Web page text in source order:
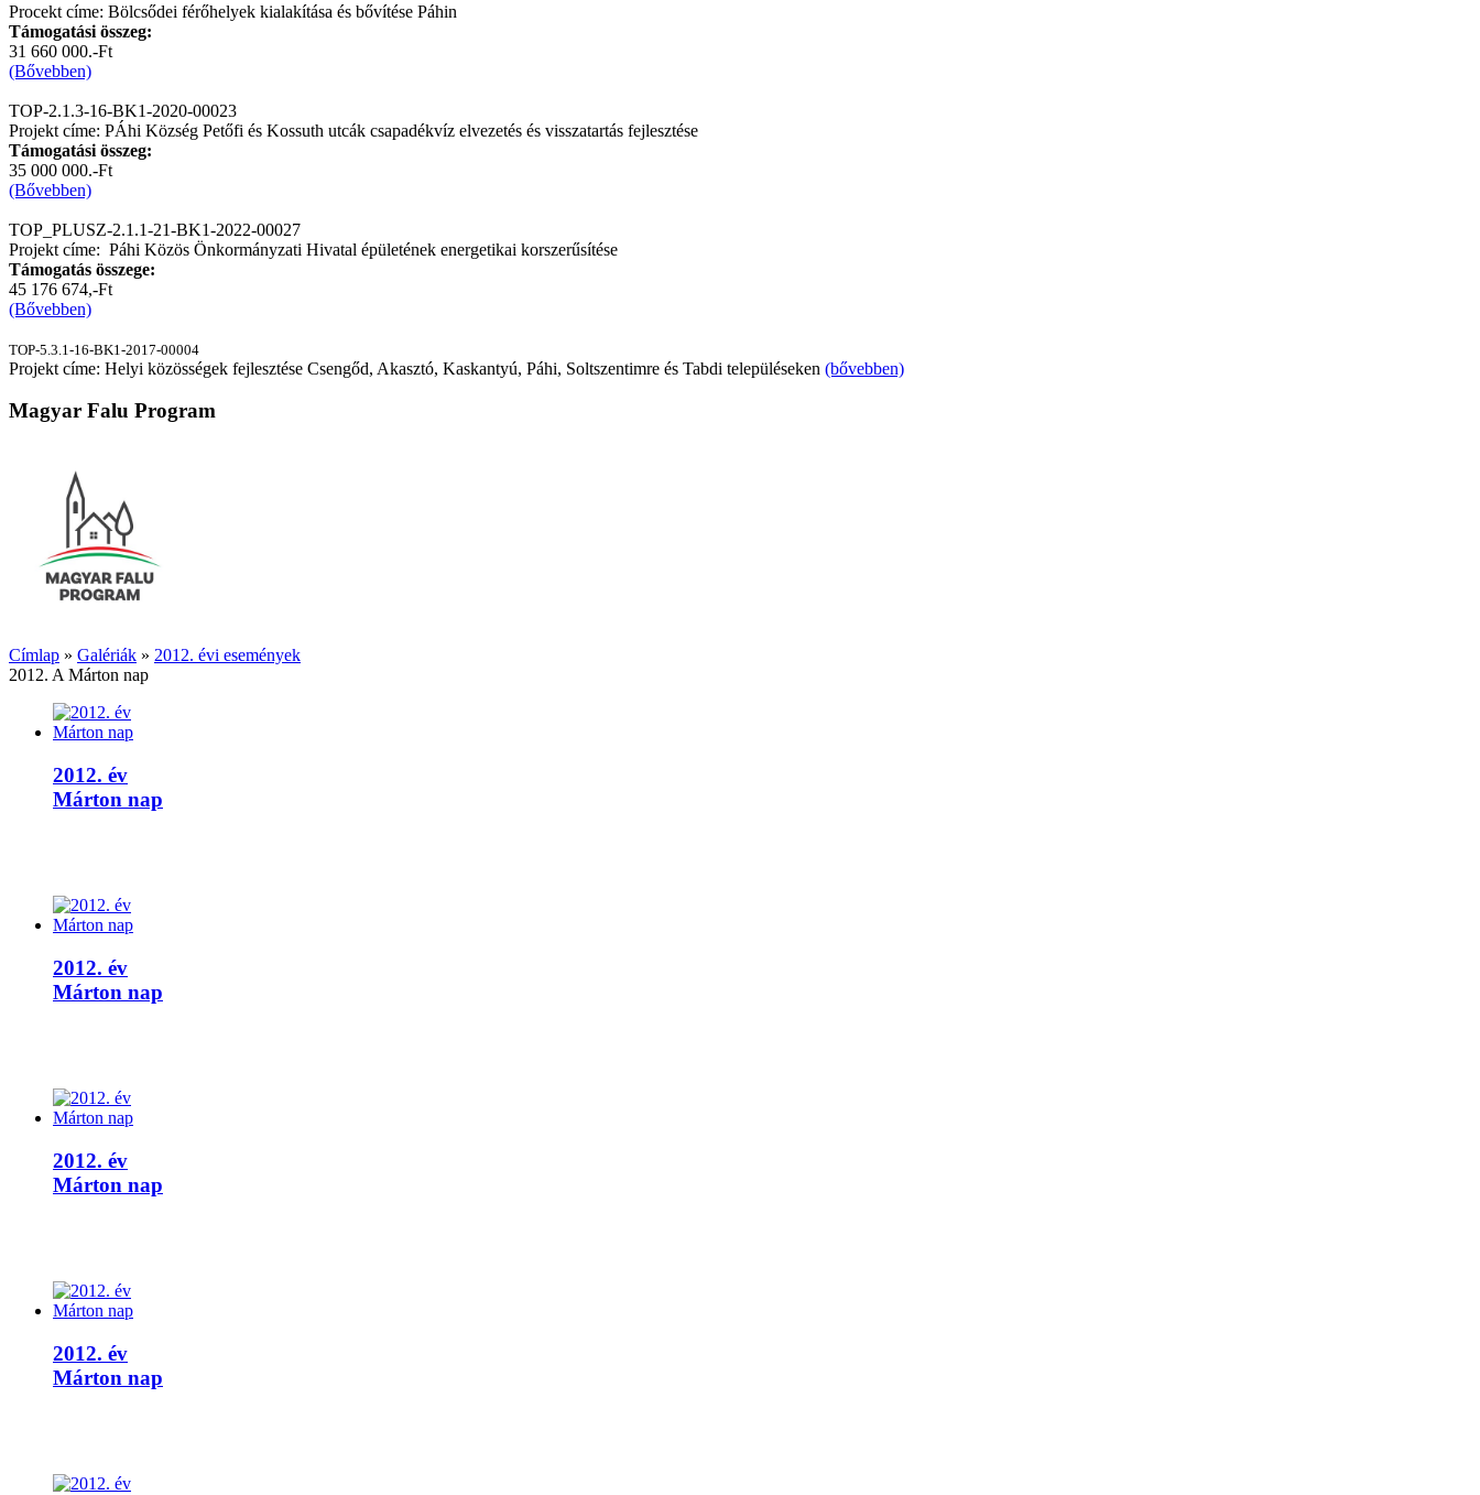
Procekt címe: Bölcsődei férőhelyek kialakítása és bővítése Páhin
Támogatási összeg:
31 660 000.-Ft
(Bővebben)
TOP-2.1.3-16-BK1-2020-00023
Projekt címe: PÁhi Község Petőfi és Kossuth utcák csapadékvíz elvezetés és visszatartás fejlesztése
Támogatási összeg:
35 000 000.-Ft
(Bővebben)
TOP_PLUSZ-2.1.1-21-BK1-2022-00027
Projekt címe: Páhi Közös Önkormányzati Hivatal épületének energetikai korszerűsítése
Támogatás összege:
45 176 674,-Ft
(Bővebben)
TOP-5.3.1-16-BK1-2017-00004
Projekt címe: Helyi közösségek fejlesztése Csengőd, Akasztó, Kaskantyú, Páhi, Soltszentimre és Tabdi településeken (bővebben)
Magyar Falu Program
Címlap » Galériák » 2012. évi események
2012. A Márton nap
2012. év
Márton nap
2012. év
Márton nap
2012. év
Márton nap
2012. év
Márton nap